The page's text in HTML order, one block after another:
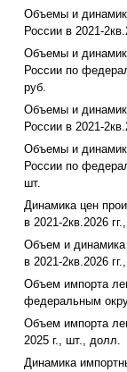
Объемы и
России в 2021-
Объемы и
России по
руб.
Объемы и
России в 2021-
Объемы и
России по
шт.
Динамика цен
в 2021-2кв.2026
Объем и динамика
в 2021-2кв.2026
Объем импорта
федеральным
Объем импорта
2025 г., шт., долл.
Динамика